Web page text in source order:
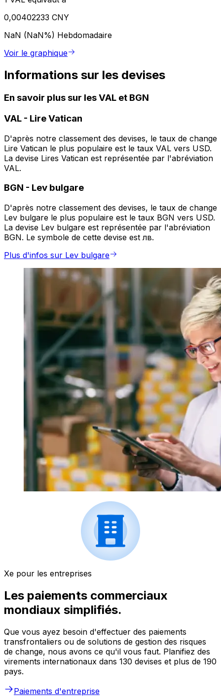
0,00402233 CNY
NaN (NaN%) Hebdomadaire
Voir le graphique
Informations sur les devises
En savoir plus sur les VAL et BGN
VAL - Lire Vatican
D'après notre classement des devises, le taux de change
Lire Vatican le plus populaire est le taux VAL vers USD.
La devise Lires Vatican est représentée par l'abréviation
VAL.
BGN - Lev bulgare
D'après notre classement des devises, le taux de change
Lev bulgare le plus populaire est le taux BGN vers USD.
La devise Lev bulgare est représentée par l'abréviation
BGN. Le symbole de cette devise est лв.
Plus d'infos sur Lev bulgare
Xe pour les entreprises
Les paiements commerciaux
mondiaux simplifiés.
Que vous ayez besoin d'effectuer des paiements
transfrontaliers ou de solutions de gestion des risques
de change, nous avons ce qu'il vous faut. Planifiez des
virements internationaux dans 130 devises et plus de 190
pays.
Paiements d'entreprise